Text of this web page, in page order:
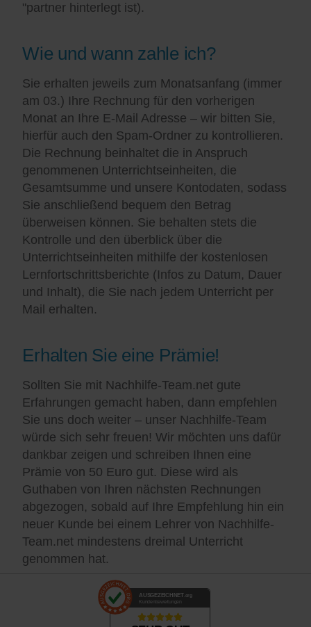
"partner hinterlegt ist).
Wie und wann zahle ich?
Sie erhalten jeweils zum Monatsanfang (immer
am 03.) Ihre Rechnung für den vorherigen
Monat an Ihre E-Mail Adresse – wir bitten Sie,
hierfür auch den Spam-Ordner zu kontrollieren.
Die Rechnung beinhaltet die in Anspruch
genommenen Unterrichtseinheiten, die
Gesamtsumme und unsere Kontodaten, sodass
Sie anschließend bequem den Betrag
überweisen können. Sie behalten stets die
Kontrolle und den überblick über die
Unterrichtseinheiten mithilfe der kostenlosen
Lernfortschrittsberichte (Infos zu Datum, Dauer
und Inhalt), die Sie nach jedem Unterricht per
Mail erhalten.
Erhalten Sie eine Prämie!
Sollten Sie mit Nachhilfe-Team.net gute
Erfahrungen gemacht haben, dann empfehlen
Sie uns doch weiter – unser Nachhilfe-Team
würde sich sehr freuen! Wir möchten uns dafür
dankbar zeigen und schreiben Ihnen eine
Prämie von 50 Euro gut. Diese wird als
Guthaben von Ihren nächsten Rechnungen
abgezogen, sobald auf Ihre Empfehlung hin ein
neuer Kunde bei einem Lehrer von Nachhilfe-
Team.net mindestens dreimal Unterricht
genommen hat.
AUSGEZEICHNET .org
Kundenbewertungen